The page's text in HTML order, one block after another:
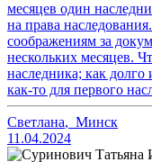
месяцев один
на права
соображениям за
нескольких месяцев.
наследника; как долго
как-то для первого
Светлана, Минск
11.04.2024